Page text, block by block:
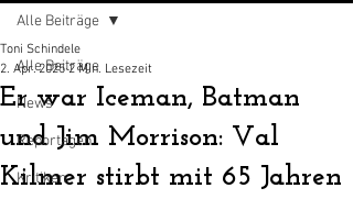
Alle Beiträge
News
Reportagen
Kritiken
Alle Beiträge
Er war Iceman, Batman
und Jim Morrison: Val
Kilmer stirbt mit 65 Jahren
Toni Schindele
2. Apr. 2025 2 Min. Lesezeit